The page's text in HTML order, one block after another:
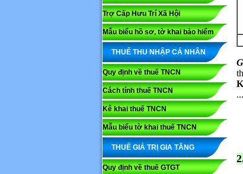
Trợ Cấp Hưu Trí Xã Hội
Mẫu biểu hồ sơ, tờ khai bảo hiểm
THUẾ THU NHẬP CÁ NHÂN
Quy định về thuế TNCN
Cách tính thuế TNCN
Kê khai thuế TNCN
Mẫu biểu tờ khai thuế TNCN
THUẾ GIÁ TRỊ GIA TĂNG
Quy định về thuế GTGT